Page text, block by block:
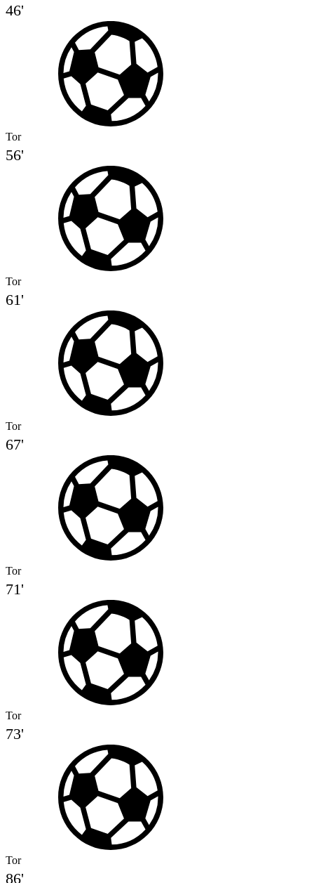
46'
Tor
56'
Tor
61'
Tor
67'
Tor
71'
Tor
73'
Tor
86'